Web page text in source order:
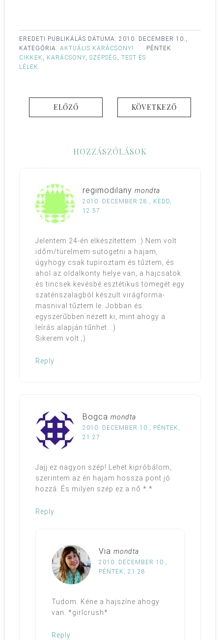
EREDETI PUBLIKÁLÁS DÁTUMA: 2010. DECEMBER 10.,
PÉNTEK
KATEGÓRIA: AKTUÁLIS KARÁCSONYI
CIKKEK , KARÁCSONY, SZÉPSÉG , TEST ÉS
LÉLEK
ELŐZŐ KÖVETKEZŐ
HOZZÁSZÓLÁSOK
regimodilany mondta
2010. DECEMBER 28., KEDD,
12:57
Jelentem 24-én elkészítettem :) Nem volt
időm/türelmem sütögetni a hajam,
úgyhogy csak tupíroztam és tűztem, és
ahol az oldalkonty helye van, a hajcsatok
és tincsek kevésbé esztétikus tömegét egy
szaténszalagból készült virágforma-
masnival tűztem le. Jobban és
egyszerűbben nézett ki, mint ahogy a
leírás alapján tűnhet. :)
Sikerem volt ;)
Reply
Bogca mondta
2010. DECEMBER 10., PÉNTEK,
21:27
Jajj ez nagyon szép! Lehet kipróbálom,
szerintem az én hajam hossza pont jó
hozzá. És milyen szép ez a nő *.*
Reply
Via mondta
2010. DECEMBER 10.,
PÉNTEK, 21:28
Tudom. Kéne a hajszíne ahogy
van. *girlcrush*
Reply